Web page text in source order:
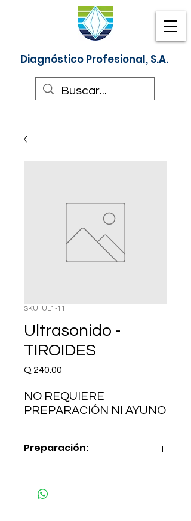
Diagnóstico Profesional, S.A.
SKU: UL1-11
Ultrasonido -
TIROIDES
Q 240.00
NO REQUIERE
PREPARACIÓN NI AYUNO
Preparación: